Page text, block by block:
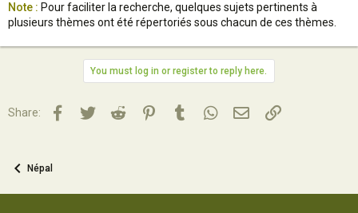
Note : Pour faciliter la recherche, quelques sujets pertinents à
plusieurs thèmes ont été répertoriés sous chacun de ces thèmes.
You must log in or register to reply here.
Share: Facebook
TwitterReddit PinterestTumblrWhatsApp
Email Lien
Népal